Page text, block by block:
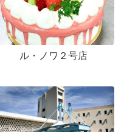
ル・ノワ２号店